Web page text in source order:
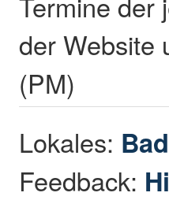
der Website
(PM)
Lokales:
Feedback: